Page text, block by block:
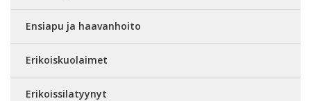
Ensiapu ja haavanhoito
Erikoiskuolaimet
Erikoissilatyynyt